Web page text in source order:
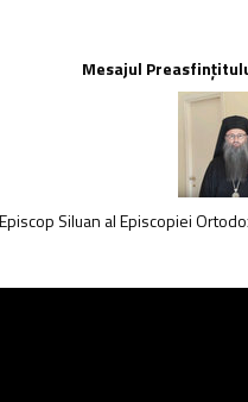
Mesajul
Siluan al Episcopiei